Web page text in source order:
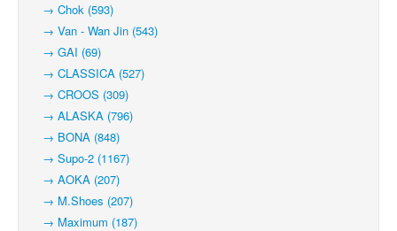
→ Chok (593)
→ Van - Wan Jin (543)
→ GAI (69)
→ CLASSICA (527)
→ CROOS (309)
→ ALASKA (796)
→ BONA (848)
→ Supo-2 (1167)
→ AOKA (207)
→ M.Shoes (207)
→ Maximum (187)